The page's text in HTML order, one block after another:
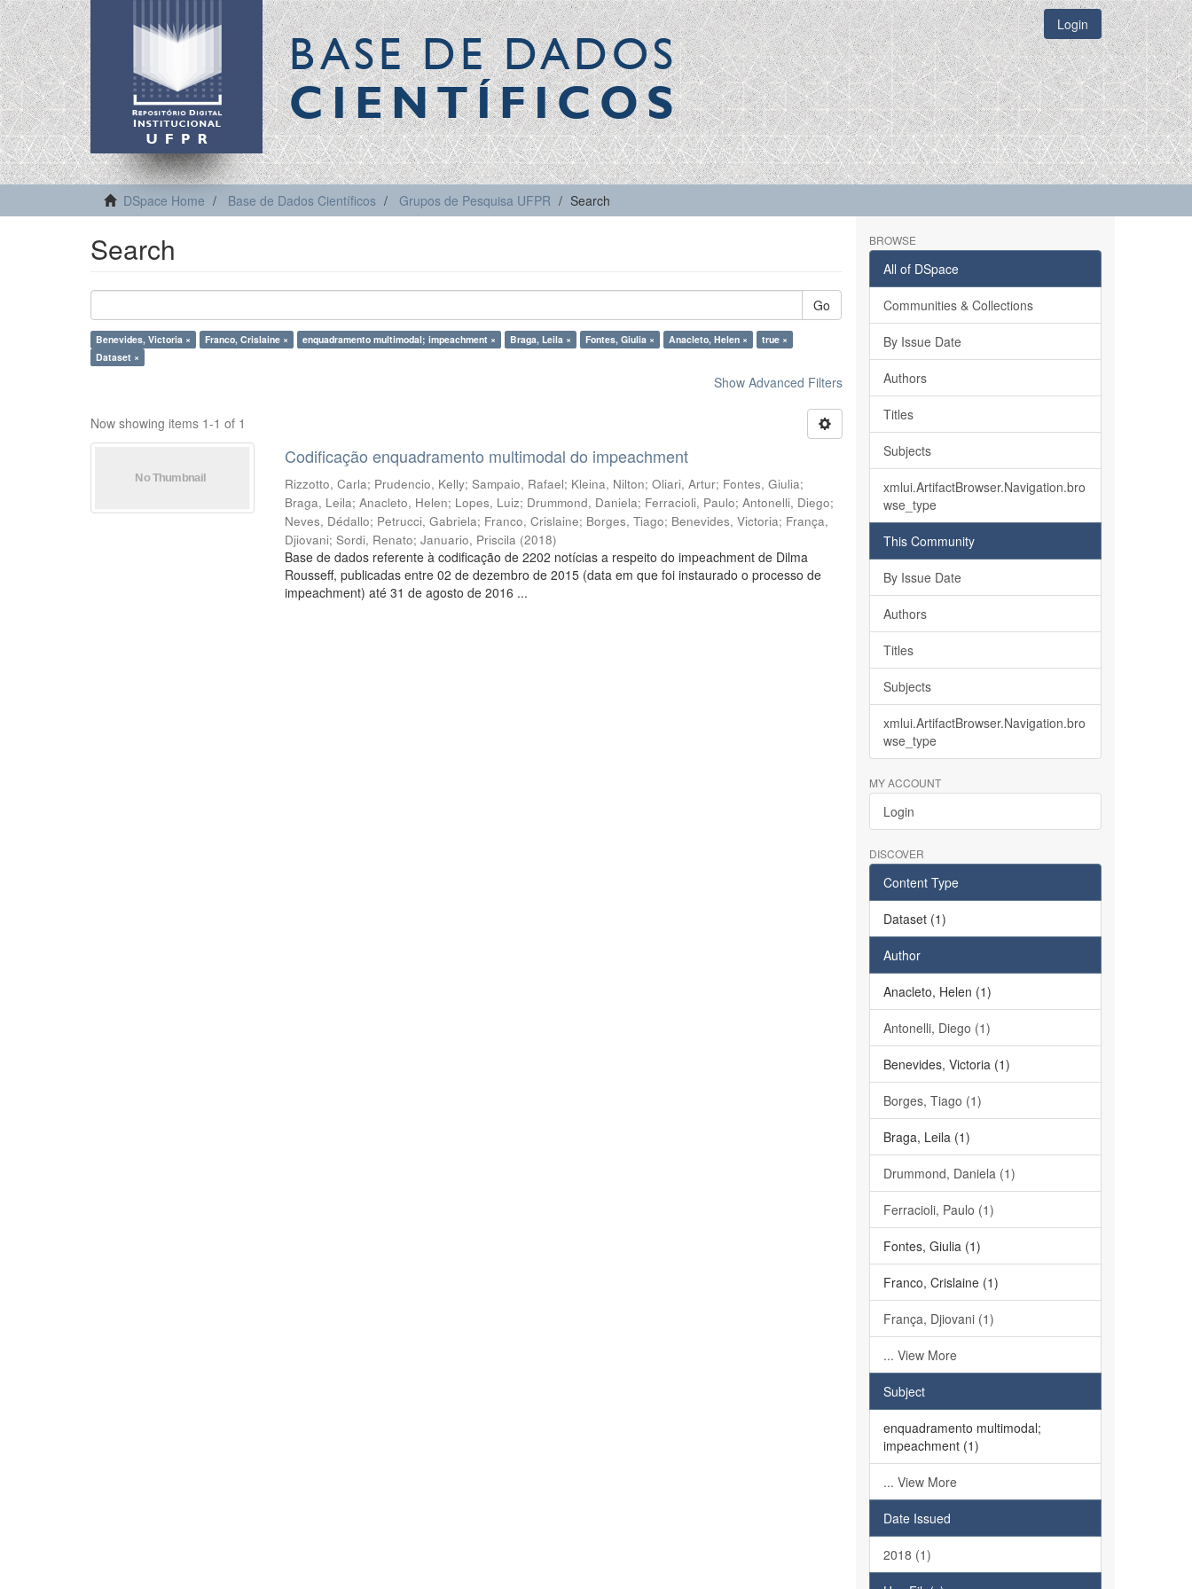
BASE DE DADOS
CIENTÍFICOS
Login
DSpace Home Base de Dados Científicos Grupos de Pesquisa UFPR Search
Search
Go
Benevides, Victoria × Franco, Crislaine × enquadramento multimodal; impeachment × Braga, Leila × Fontes, Giulia × Anacleto, Helen ×
true ×
Dataset ×
Show Advanced Filters
Now showing items 1-1 of 1
Codificação enquadramento multimodal do impeachment
Rizzotto, Carla; Prudencio, Kelly;Sampaio, Rafael; Kleina, Nilton;Oliari, Artur; Fontes, Giulia;
Braga, Leila;Anacleto, Helen; Lopes, Luiz; Drummond, Daniela; Ferracioli, Paulo;Antonelli, Diego;
Neves, Dédallo; Petrucci, Gabriela; Franco, Crislaine; Borges, Tiago; Benevides, Victoria; França,
Djiovani;Sordi, Renato;Januario, Priscila (2018)
Base de dados referente à codificação de 2202 notícias a respeito do impeachment de Dilma
Rousseff, publicadas entre 02 de dezembro de 2015 (data em que foi instaurado o processo de
impeachment) até 31 de agosto de 2016 ...
BROWSE
All of DSpace
Communities & Collections
By Issue Date
Authors
Titles
Subjects
xmlui.ArtifactBrowser.Navigation.bro
wse_type
This Community
By Issue Date
Authors
Titles
Subjects
xmlui.ArtifactBrowser.Navigation.bro
wse_type
MY ACCOUNT
Login
DISCOVER
Content Type
Dataset (1)
Author
Anacleto, Helen (1)
Antonelli, Diego (1)
Benevides, Victoria (1)
Borges, Tiago (1)
Braga, Leila (1)
Drummond, Daniela (1)
Ferracioli, Paulo (1)
Fontes, Giulia (1)
Franco, Crislaine (1)
França, Djiovani (1)
... View More
Subject
enquadramento multimodal;
impeachment (1)
... View More
Date Issued
2018 (1)